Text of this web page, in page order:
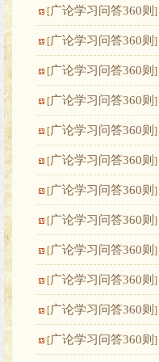
[广论学习问答360则 ]
[广论学习问答360则 ]
[广论学习问答360则 ]
[广论学习问答360则 ]
[广论学习问答360则 ]
[广论学习问答360则 ]
[广论学习问答360则 ]
[广论学习问答360则 ]
[广论学习问答360则 ]
[广论学习问答360则 ]
[广论学习问答360则 ]
[广论学习问答360则 ]